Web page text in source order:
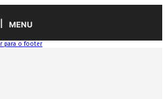
MENU
Ir para o footer